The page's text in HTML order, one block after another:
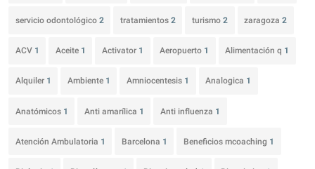
servicio odontológico 2 tratamientos 2 turismo 2 zaragoza2
ACV 1 Aceite 1 Activator 1 Aeropuerto 1 Alimentación q 1
Alquiler 1 Ambiente 1 Amniocentesis 1 Analogica 1
Anatómicos 1 Anti amarílica 1 Anti influenza 1
Atención Ambulatoria 1 Barcelona 1 Beneficios mcoaching 1